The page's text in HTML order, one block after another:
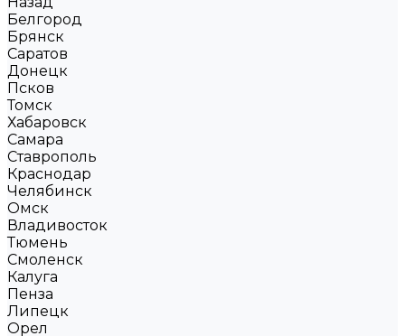
Белгород
Брянск
Саратов
Донецк
Псков
Томск
Хабаровск
Самара
Ставрополь
Краснодар
Челябинск
Омск
Владивосток
Тюмень
Смоленск
Калуга
Пенза
Липецк
Орел